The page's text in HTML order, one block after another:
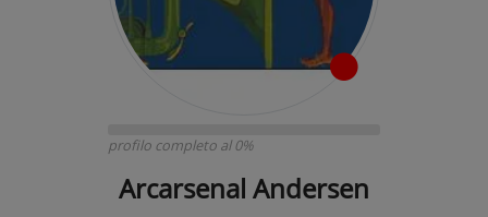
profilo completo al 0%
Arcarsenal Andersen